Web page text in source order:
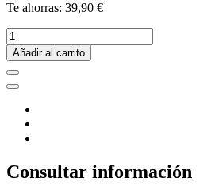
Te ahorras: 39,90 €
Añadir al carrito
Consultar información